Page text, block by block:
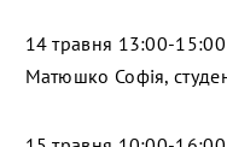
14 травня 13:00-
Матюшко Софія,